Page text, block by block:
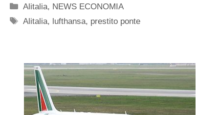
Categorie
Alitalia, NEWS ECONOMIA
Tag
Alitalia, lufthansa, prestito ponte